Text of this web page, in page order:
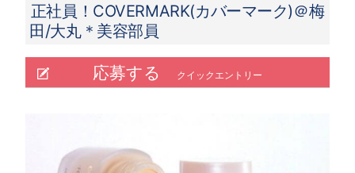
・特別賞与 年1回（ピアスグループの業績状
況により支給）※直近の支給実績：15万円
【昇給】
年１回 （4月）
り方を選べます。
「賞与」・・・賞与のうち「基本賞与」を「毎
正社員！COVERMARK(カバーマーク)＠梅
田/大丸＊美容部員
応募する クイックエントリー